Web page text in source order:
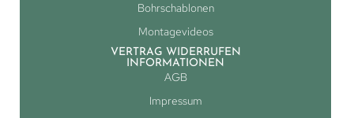
Bohrschablonen
Montagevideos
VERTRAG WIDERRUFEN
INFORMATIONEN
AGB
Impressum